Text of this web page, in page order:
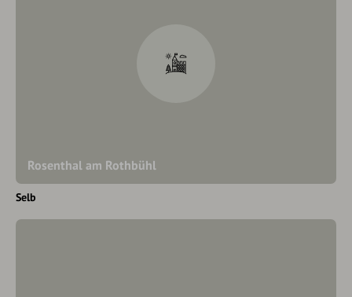
Rosenthal am Rothbühl
Selb